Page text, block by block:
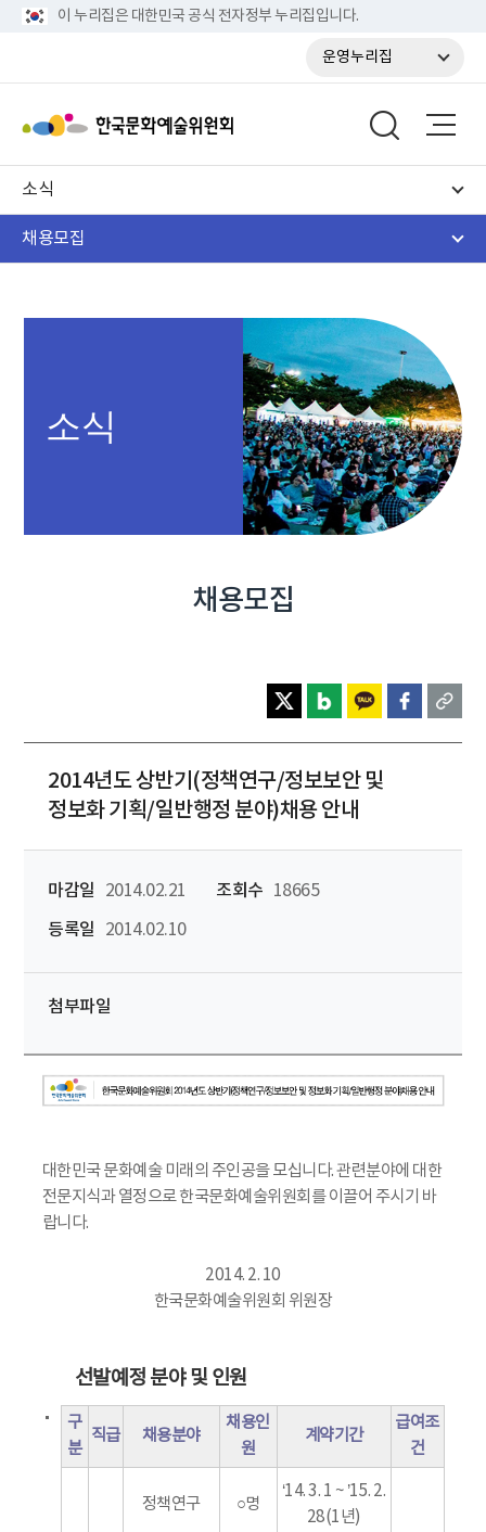
이 누리집은 대한민국 공식 전자정부 누리집입니다.
운영누리집
소식
채용모집
소식
채용모집
2014년도 상반기(정책연구/정보보안 및
정보화 기획/일반행정 분야)채용 안내
마감일 2014.02.21 조회수
18665
등록일
2014.02.10
첨부파일
대한민국 문화예술 미래의 주인공을 모십니다. 관련분야에 대한
전문지식과 열정으로 한국문화예술위원회를 이끌어 주시기 바
랍니다.
2014. 2. 10
한국문화예술위원회 위원장
선발예정 분야 및 인원
구
분
직급 채용분야
채용인
원
계약기간
급여조
건
정책연구 ○명
‘14. 3. 1 ~ ’15. 2.
28(1년)